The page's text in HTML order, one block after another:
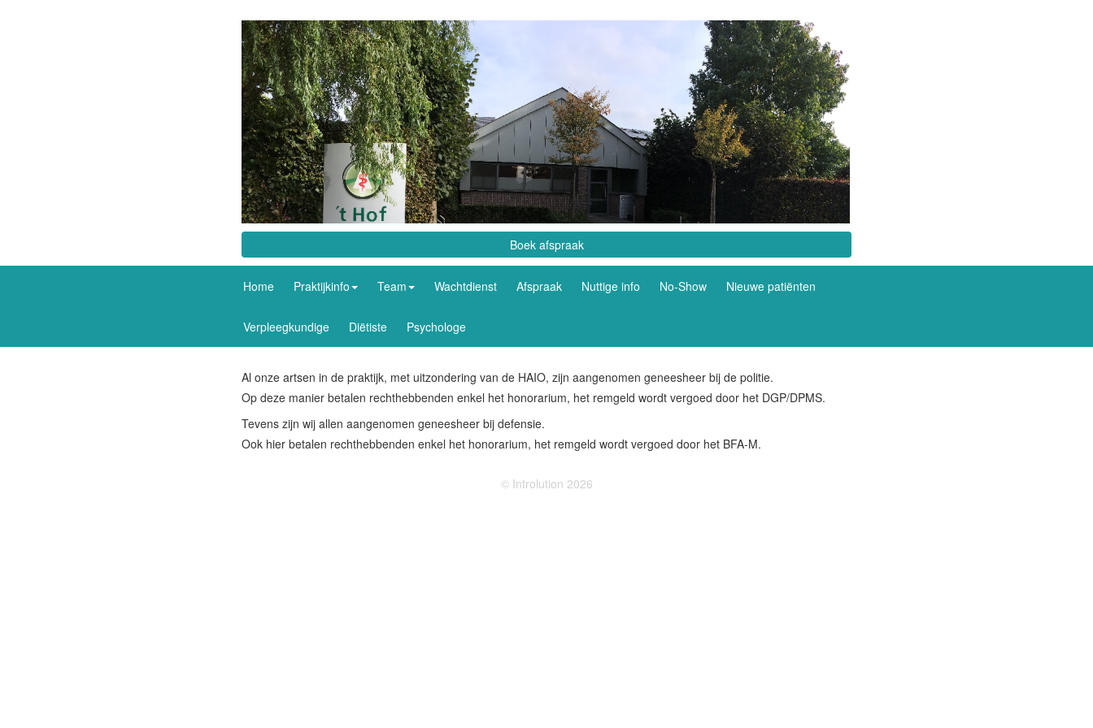
Boek afspraak
Home Praktijkinfo Team Wachtdienst Afspraak Nuttige info No-Show Nieuwe patiënten
Verpleegkundige Diëtiste Psychologe
Al onze artsen in de praktijk, met uitzondering van de HAIO, zijn aangenomen geneesheer bij de politie.
Op deze manier betalen rechthebbenden enkel het honorarium, het remgeld wordt vergoed door het DGP/DPMS.
Tevens zijn wij allen aangenomen geneesheer bij defensie.
Ook hier betalen rechthebbenden enkel het honorarium, het remgeld wordt vergoed door het BFA-M.
© Introlution 2026